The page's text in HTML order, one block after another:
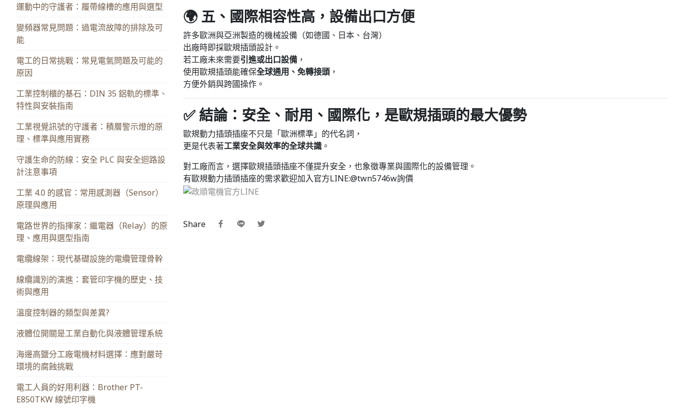
運動中的守護者：履帶線槽的應用與選型
變頻器常見問題：過電流故障的排除及可
能
電工的日常挑戰：常見電氣問題及可能的
原因
工業控制櫃的基石：DIN 35 鋁軌的標準、
特性與安裝指南
工業視覺訊號的守護者：積層警示燈的原
理、標準與應用實務
守護生命的防線：安全 PLC 與安全迴路設
計注意事項
工業 4.0 的感官：常用感測器（Sensor）
原理與應用
電路世界的指揮家：繼電器（Relay）的原
理、應用與選型指南
電纜線架：現代基礎設施的電纜管理骨幹
線纜識別的演進：套管印字機的歷史、技
術與應用
溫度控制器的類型與差異?
液體位開關是工業自動化與液體管理系統
海邊高鹽分工廠電機材料選擇：應對嚴苛
環境的腐蝕挑戰
電工人員的好用利器：Brother PT-
E850TKW 線號印字機
🌍 五、國際相容性高，設備出口方便
許多歐洲與亞洲製造的機械設備（如德國、日本、台灣）
出廠時即採歐規插頭設計。
若工廠未來需要引進或出口設備，
使用歐規插頭能確保全球通用、免轉接頭，
方便外銷與跨國操作。
✅ 結論：安全、耐用、國際化，是歐規插頭的最大優勢
歐規動力插頭插座不只是「歐洲標準」的代名詞，
更是代表著工業安全與效率的全球共識。
對工廠而言，選擇歐規插頭插座不僅提升安全，也象徵專業與國際化的設備管理。
有歐規動力插頭插座的需求歡迎加入官方LINE:@twn5746w詢價
Share